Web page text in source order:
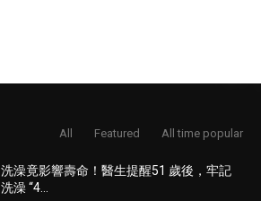
All Featured All time popular
洗澡竟影響壽命！醫生提醒51 歲後，牢記
洗澡 “4...